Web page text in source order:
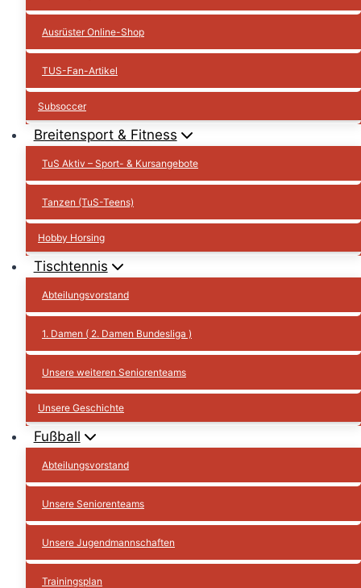
Ausrüster Online-Shop
TUS-Fan-Artikel
Subsoccer
Breitensport & Fitness
TuS Aktiv – Sport- & Kursangebote
Tanzen (TuS-Teens)
Hobby Horsing
Tischtennis
Abteilungsvorstand
1. Damen ( 2. Damen Bundesliga )
Unsere weiteren Seniorenteams
Unsere Geschichte
Fußball
Abteilungsvorstand
Unsere Seniorenteams
Unsere Jugendmannschaften
Trainingsplan